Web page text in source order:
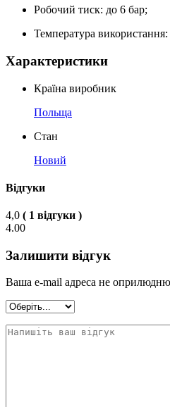
Робочий тиск: до 6 бар;
Температура
Характеристики
Країна виробник
Польща
Стан
Новий
Відгуки
4,0 ( 1 відгуки )
4.00
Залишити відгук
Ваша e-mail адреса не